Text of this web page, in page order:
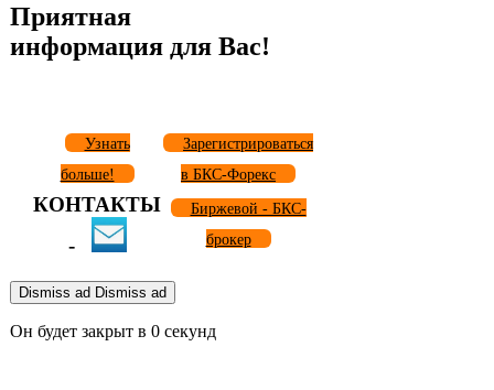
Приятная
информация для Вас!
Узнать
больше!
Зарегистрироваться
в БКС-Форекс
КОНТАКТЫ
-
Биржевой - БКС-
брокер
Dismiss ad Dismiss ad
Он будет закрыт в 0 секунд